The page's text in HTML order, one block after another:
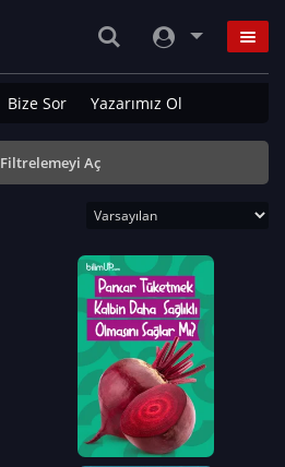
Bize Sor Yazarımız Ol
Filtrelemeyi Aç